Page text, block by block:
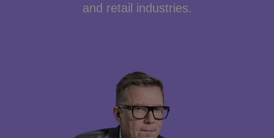
and retail industries.